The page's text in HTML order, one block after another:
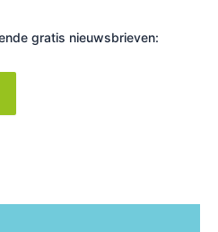
gratis nieuwsbrieven: